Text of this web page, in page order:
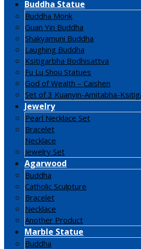
Buddha Statue
Buddha Monk
Guan Yin Buddha
Shakyamuni Buddha
Laughing Buddha
Ksitigarbha Bodhisattva
Fu Lu Shou Statues
God of Wealth – Caishen
Set of 3 Kuanyin-Amitabha-
Jewelry
Pearl Necklace Set
Bracelet
Necklace
Jewelry Set
Agarwood
Buddha
Catholic Sculpture
Bracelet
Necklace
Another Product
Marble Statue
Buddha